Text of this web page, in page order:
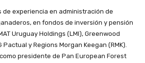
de experiencia en administración de
en fondos de inversión y pensión
Uruguay Holdings (LMI), Greenwood
Pactual y Regions Morgan Keegan (RMK).
presidente de Pan European Forest